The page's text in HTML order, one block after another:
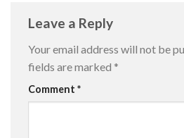
Leave a Reply
Your email address will not be
fields are marked *
Comment *